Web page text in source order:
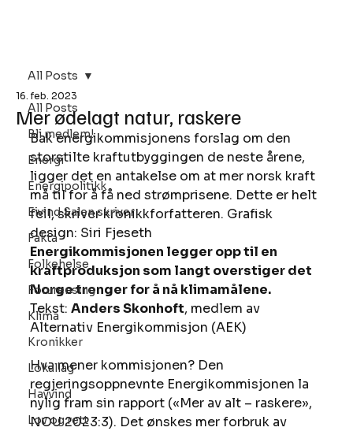
All Posts
Bli medlem!
Energi
Energipolitikk
Eivind Salen skriver
Fakta
Folkehelse
Forurensing
Klima
Kronikker
Lokallag
Havvind
Lov og rett
All Posts
Mer ødelagt natur, raskere
16. feb. 2023
Bak energikommisjonens forslag om den
storstilte kraftutbyggingen de neste årene,
ligger det en antakelse om at mer norsk kraft
må til for å få ned strømprisene. Dette er helt
feil, skriver kronikkforfatteren. Grafisk
design: Siri Fjeseth
Energi­kommisjonen legger opp til en
kraftproduksjon som langt overstiger det
Norge trenger for å nå klimamålene.
Tekst: Anders Skonhoft, medlem av
Alternativ ­Energikommisjon (AEK)
Hva mener kommisjonen? Den
regjeringsoppnevnte Energikommisjonen la
nylig fram sin rapport («Mer av alt – raskere»,
NOU 2023:3). Det ønskes mer forbruk av